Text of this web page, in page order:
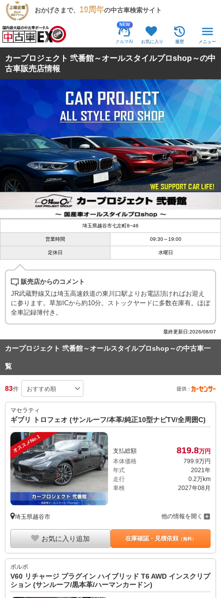
おかげさまで、 19周年の中古車検索サイト
NEW
クルマAI お気に入り 履歴 メニュー
カープロジェクト 弐番館～オールスタイルプロshop～の中
古車販売店情報
埼玉県越谷市七左町8−46
営業時間 09:30～19:00
定休日 水曜日
販売店からのコメント
JR武蔵野線又は埼玉高速鉄道の東川口駅よりお電話頂ければお迎え
に参ります。草加ICから約10分。ストックヤードに多数在庫有。ほぼ
全車記録簿付き。
最終更新日:2026/08/07
カープロジェクト 弐番館～オールスタイルプロshop～の中古車一
覧
83件 提供：
マセラティ
ギブリ トロフェオ (サンルーフ/本革/純正10型ナビTV/全周囲C)
オススメNo.1 支払総額 819.8万円
本体価格
799.9万円
年式
2021年
走行
0.2万km
車検
2027年08月
埼玉県越谷市 他の情報を開く
お気に入り追加 在庫確認・見積依頼（無料）
ボルボ
V60 リチャージ プラグイン ハイブリッド T6 AWD インスクリプ
ション (サンルーフ/黒本革/ハーマンカードン)